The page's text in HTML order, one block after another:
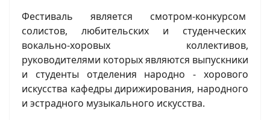
Фестиваль является смотром-конкурсом
солистов, любительских и студенческих
вокально-хоровых коллективов,
руководителями которых являются выпускники
и студенты отделения народно - хорового
искусства кафедры дирижирования, народного
и эстрадного музыкального искусства.